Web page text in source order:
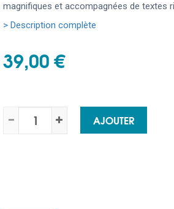
magnifiques et accompagnées de textes
> Description complète
39,00 €
AJOUTER